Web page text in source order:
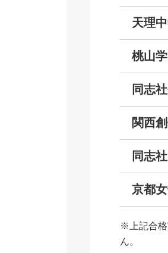
天理
桃山
同志
関西
同志
京都
※上記合格
ん。